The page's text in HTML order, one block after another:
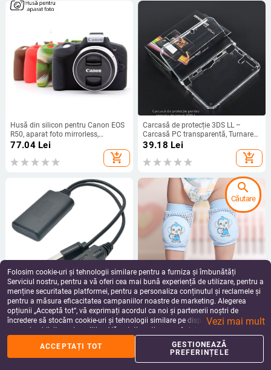
Husă din silicon pentru Canon EOS
R50, aparat foto mirrorless,
protecție, finisaj mat, geantă foto
77.04Lei
add_shopping_cart
Carcasă de protecție 3DS LL –
Carcasă PC transparentă, Turnare
prin injecție, Compatibilă cu 3DS LL,
39.18 Lei
add_shopping_cart
Cablu AMI USB Bluetooth pentru
audio în mașină Audi (A4, A6, Q3,
Q5, Q7) – linie audio; 5 Gbps;
nucleu de cupru; cupru fără oxigen
74.30Lei
add_shopping_cart
Vip deer Protecții pentru genunchi
din plasă respirabilă pentru copii —
pentru târâre și învățarea mersului,
primăvara 2025
32.80 - 33.28 Lei
add_shopping_cart
Folosim cookie-uri și tehnologii similare pentru a furniza și îmbunătăți
Serviciul nostru, pentru a vă oferi cea mai bună experiență de utilizare, pentru a
menține securitatea platformei, pentru a personaliza conținutul și reclamele și
pentru a măsura eficacitatea campaniilor noastre de marketing. Alegerea
opțiunii „Acceptă tot”, vă exprimați acordul ca noi și partenerii noștri de
încredere să stocăm cookie-uri și tehnologii similare pe dispozitivul dvs. în
scopuri publicitare și analitice. Vă puteți gestiona preferințele în orice moment
făcând clic pe „Gestionează preferințele”. Pentru mai multe informații, vă
rugăm să consultațiPolitica noastră de confidențialitate.
Vezi mai mult
ACCEPTAȚI TOT
GESTIONEAZĂ
PREFERINȚELE
search
Căutare